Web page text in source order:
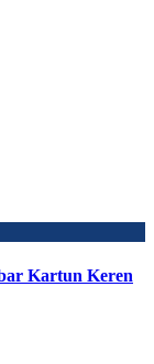
Kartun Keren